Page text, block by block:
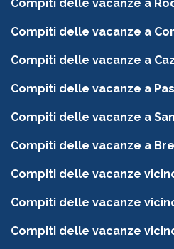
Compiti delle vacanze a
Compiti delle vacanze a
Compiti delle vacanze a
Compiti delle vacanze a
Compiti delle vacanze a
Compiti delle vacanze a
Compiti delle vacanze
Compiti delle vacanze
Compiti delle vacanze